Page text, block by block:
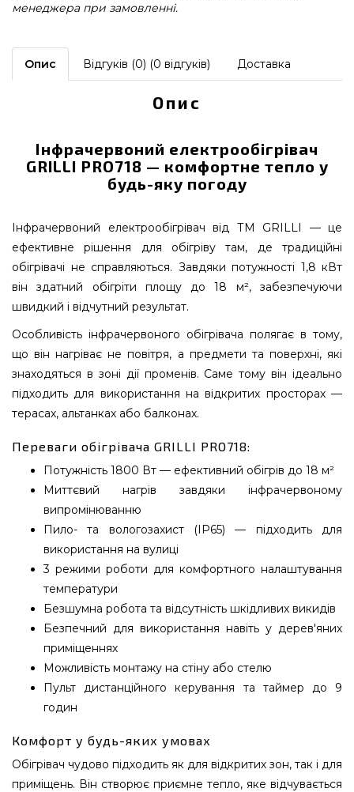
менеджера при замовленні.
Опис Відгуків (0) (0 відгуків) Доставка
Опис
Інфрачервоний електрообігрівач
GRILLI PRO718 — комфортне тепло у
будь-яку погоду
Інфрачервоний електрообігрівач від ТМ GRILLI — це
ефективне рішення для обігріву там, де традиційні
обігрівачі не справляються. Завдяки потужності 1,8 кВт
він здатний обігріти площу до 18 м², забезпечуючи
швидкий і відчутний результат.
Особливість інфрачервоного обігрівача полягає в тому,
що він нагріває не повітря, а предмети та поверхні, які
знаходяться в зоні дії променів. Саме тому він ідеально
підходить для використання на відкритих просторах —
терасах, альтанках або балконах.
Переваги обігрівача GRILLI PRO718:
Потужність 1800 Вт — ефективний обігрів до 18 м²
Миттєвий нагрів завдяки інфрачервоному
випромінюванню
Пило- та вологозахист (IP65) — підходить для
використання на вулиці
3 режими роботи для комфортного налаштування
температури
Безшумна робота та відсутність шкідливих викидів
Безпечний для використання навіть у дерев'яних
приміщеннях
Можливість монтажу на стіну або стелю
Пульт дистанційного керування та таймер до 9
годин
Комфорт у будь-яких умовах
Обігрівач чудово підходить як для відкритих зон, так і для
приміщень. Він створює приємне тепло, яке відчувається